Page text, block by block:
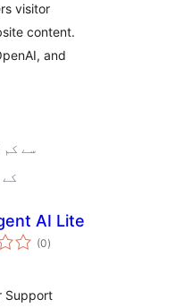
visitor
content.
and
10 سے
AI Lite
(0مجموعی
درجہ
)
Support